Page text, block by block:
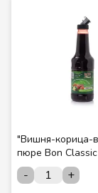
"Вишня-корица-
пюре Bon
-
+